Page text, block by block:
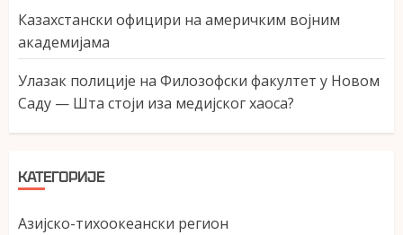
Казахстански официри на америчким војним
академијама
Улазак полиције на Филозофски факултет у Новом
Саду — Шта стоји иза медијског хаоса?
КАТЕГОРИЈЕ
Азијско-тихоокеански регион